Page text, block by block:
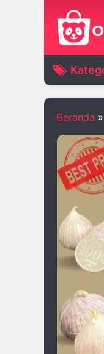
Beranda »